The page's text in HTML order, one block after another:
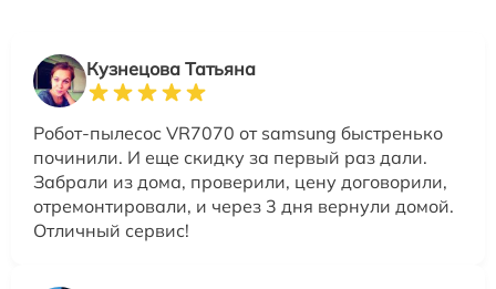
Кузнецова Татьяна
Робот-пылесос VR7070 от samsung быстренько
починили. И еще скидку за первый раз дали.
Забрали из дома, проверили, цену договорили,
отремонтировали, и через 3 дня вернули домой.
Отличный сервис!